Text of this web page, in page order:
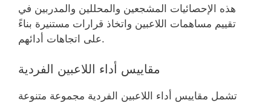
هذه الإحصائيات المشجعين والمحللين والمدربين في
تقييم مساهمات اللاعبين واتخاذ قرارات مستنيرة بناءً
على اتجاهات أدائهم.
مقاييس أداء اللاعبين الفردية
تشمل مقاييس أداء اللاعبين الفردية مجموعة متنوعة